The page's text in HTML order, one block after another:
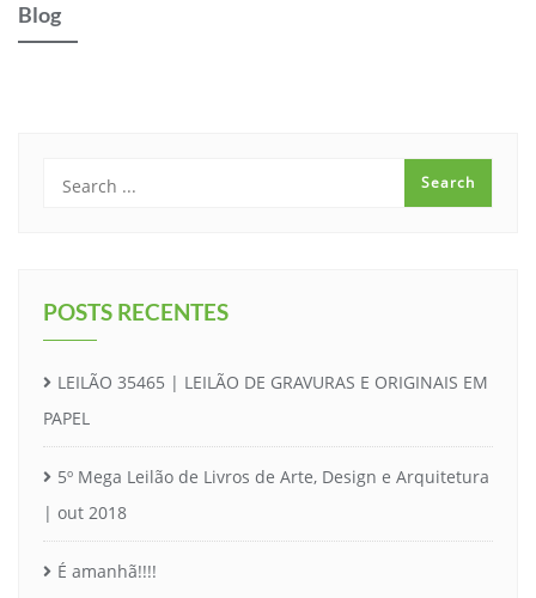
Blog
POSTS RECENTES
LEILÃO 35465 | LEILÃO DE GRAVURAS E ORIGINAIS EM
PAPEL
5º Mega Leilão de Livros de Arte, Design e Arquitetura
| out 2018
É amanhã!!!!